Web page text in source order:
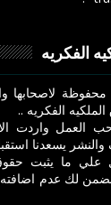
الفكريه
محفوظة لاصحابها
الفكريه ..
العمل واردت
والنشر يسعدنا
علي ما يثبت
لك عدم